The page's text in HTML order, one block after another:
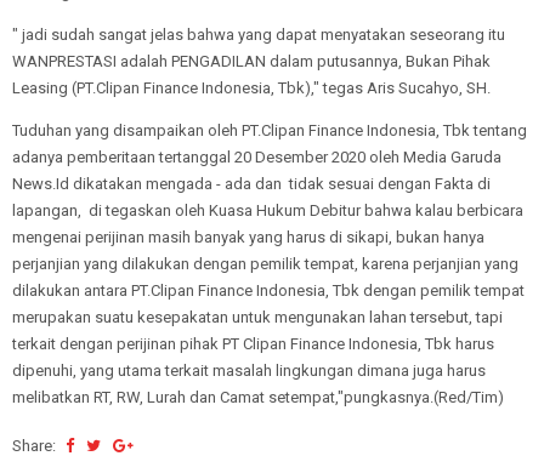
" jadi sudah sangat jelas bahwa yang dapat menyatakan seseorang itu
WANPRESTASI adalah PENGADILAN dalam putusannya, Bukan Pihak
Leasing (PT.Clipan Finance Indonesia, Tbk)," tegas Aris Sucahyo, SH.
Tuduhan yang disampaikan oleh PT.Clipan Finance Indonesia, Tbk tentang
adanya pemberitaan tertanggal 20 Desember 2020 oleh Media Garuda
News.Id dikatakan mengada - ada dan tidak sesuai dengan Fakta di
lapangan, di tegaskan oleh Kuasa Hukum Debitur bahwa kalau berbicara
mengenai perijinan masih banyak yang harus di sikapi, bukan hanya
perjanjian yang dilakukan dengan pemilik tempat, karena perjanjian yang
dilakukan antara PT.Clipan Finance Indonesia, Tbk dengan pemilik tempat
merupakan suatu kesepakatan untuk mengunakan lahan tersebut, tapi
terkait dengan perijinan pihak PT Clipan Finance Indonesia, Tbk harus
dipenuhi, yang utama terkait masalah lingkungan dimana juga harus
melibatkan RT, RW, Lurah dan Camat setempat,"pungkasnya.(Red/Tim)
Share: